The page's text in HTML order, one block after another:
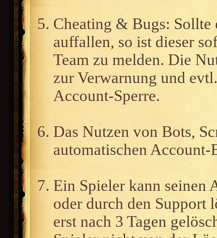
Cheating & Bugs: Sollte
auffallen, so ist dieser
Team zu melden. Die
zur Verwarnung und
Account-Sperre.
Das Nutzen von Bots,
automatischen
Ein Spieler kann seinen
oder durch den Support
erst nach 3 Tagen